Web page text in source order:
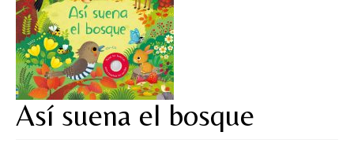
Artesanía Waldorf
Hecho a mano
Tote bag
Papelería
Así suena el bosque